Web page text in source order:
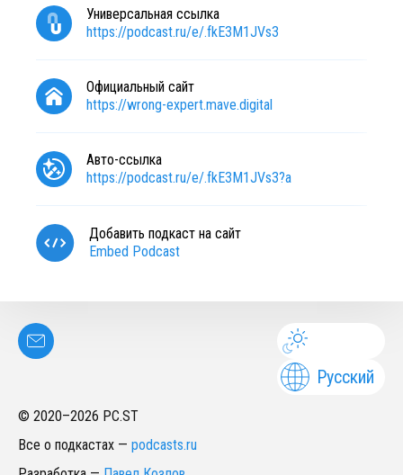
Универсальная ссылка
https://podcast.ru/e/.fkE3M1JVs3
Официальный сайт
https://wrong-expert.mave.digital
Авто-ссылка
https://podcast.ru/e/.fkE3M1JVs3?a
Добавить подкаст на сайт
Embed Podcast
Русский
© 2020–2026 PC.ST
Все о подкастах — podcasts.ru